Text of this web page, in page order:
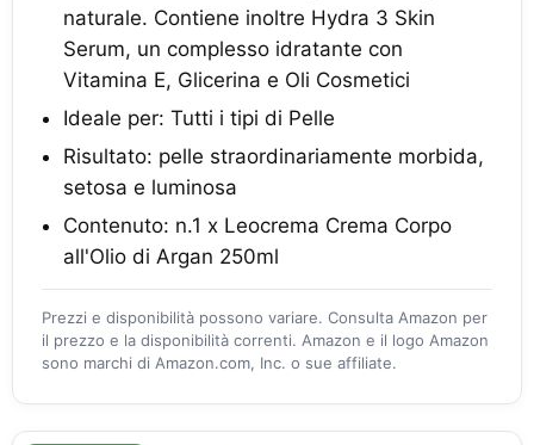
naturale. Contiene inoltre Hydra 3 Skin
Serum, un complesso idratante con
Vitamina E, Glicerina e Oli Cosmetici
Ideale per: Tutti i tipi di Pelle
Risultato: pelle straordinariamente morbida,
setosa e luminosa
Contenuto: n.1 x Leocrema Crema Corpo
all'Olio di Argan 250ml
Prezzi e disponibilità possono variare. Consulta Amazon per
il prezzo e la disponibilità correnti. Amazon e il logo Amazon
sono marchi di Amazon.com, Inc. o sue affiliate.